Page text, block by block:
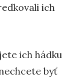
ich
ich hádku
byť